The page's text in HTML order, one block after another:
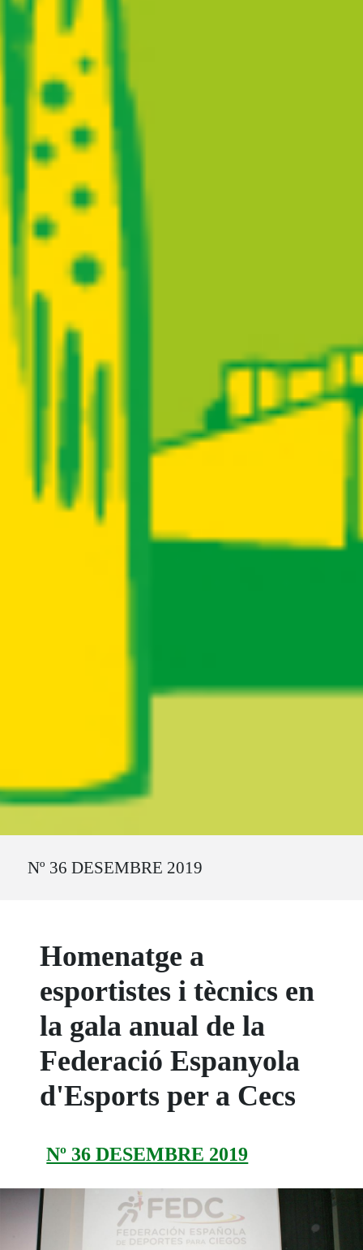
Nº 36 DESEMBRE 2019
Homenatge a
esportistes i tècnics en
la gala anual de la
Federació Espanyola
d'Esports per a Cecs
Nº 36 DESEMBRE 2019